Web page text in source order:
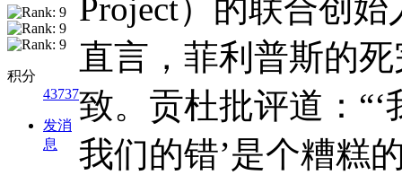
积分
43737
发消
息
Project）的联合创
直言，菲利普斯的
致。贡杜批评道：
我们的错’是个糟糕